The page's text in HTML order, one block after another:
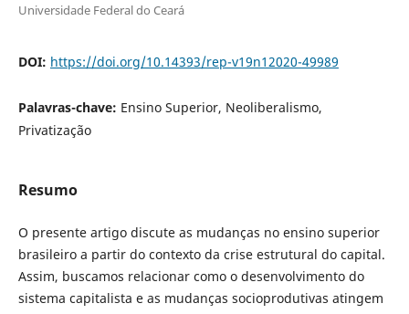
Universidade Federal do Ceará
DOI: https://doi.org/10.14393/rep-v19n12020-49989
Palavras-chave: Ensino Superior, Neoliberalismo,
Privatização
Resumo
O presente artigo discute as mudanças no ensino superior
brasileiro a partir do contexto da crise estrutural do capital.
Assim, buscamos relacionar como o desenvolvimento do
sistema capitalista e as mudanças socioprodutivas atingem